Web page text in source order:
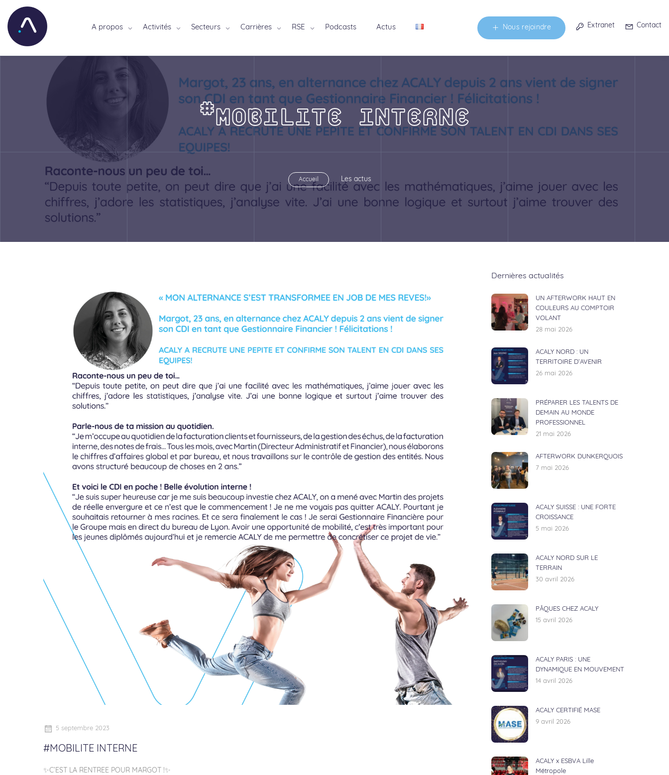
A propos Activités Secteurs Carrières RSE Podcasts Actus Nous rejoindre Extranet Contact
#MOBILITE INTERNE
Accueil Les actus
5 septembre 2023
#MOBILITE INTERNE
✨C’EST LA RENTREE POUR MARGOT !✨
Dernières actualités
UN AFTERWORK HAUT EN
COULEURS AU COMPTOIR
VOLANT
28 mai 2026
ACALY NORD : UN
TERRITOIRE D’AVENIR
26 mai 2026
PRÉPARER LES TALENTS DE
DEMAIN AU MONDE
PROFESSIONNEL
21 mai 2026
AFTERWORK DUNKERQUOIS
7 mai 2026
ACALY SUISSE : UNE FORTE
CROISSANCE
5 mai 2026
ACALY NORD SUR LE
TERRAIN
30 avril 2026
PÂQUES CHEZ ACALY
15 avril 2026
ACALY PARIS : UNE
DYNAMIQUE EN MOUVEMENT
14 avril 2026
ACALY CERTIFIÉ MASE
9 avril 2026
ACALY x ESBVA Lille
Métropole